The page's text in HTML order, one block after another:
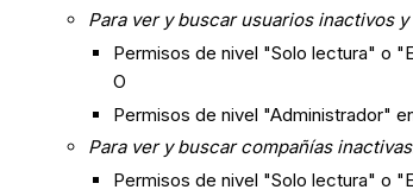
Para ver y buscar usuarios inactivos
Permisos de nivel "Solo lectura" o
O
Permisos de nivel "Administrador"
Para ver y buscar compañías
Permisos de nivel "Solo lectura" o